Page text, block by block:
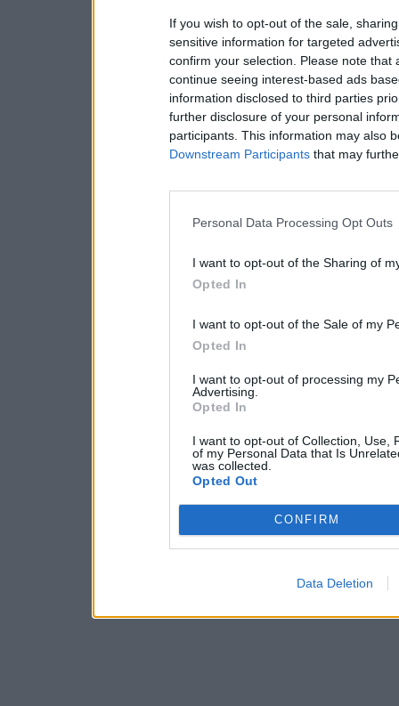
If you wish to opt-out of the sale,
sensitive information for targeted
confirm your selection. Please note
continue seeing interest-based ads
information disclosed to third parties
further disclosure of your personal
participants. This information may also
Downstream Participants that may
Personal Data Processing Opt Outs
I want to opt-out of the Sharing of
Opted In
I want to opt-out of the Sale of my
Opted In
I want to opt-out of processing my
Advertising.
Opted In
I want to opt-out of Collection, Use,
of my Personal Data that Is
was collected.
Opted Out
CONFIRM
Data Deletion